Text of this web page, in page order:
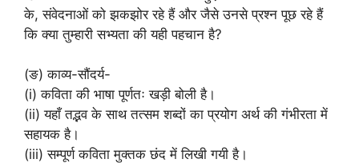
के, संवेदनाओं को झकझोर रहे हैं और जैसे उनसे प्रश्न पूछ रहे हैं
कि क्या तुम्हारी सभ्यता की यही पहचान है?
(ङ) काव्य-सौंदर्य-
(i) कविता की भाषा पूर्णतः खड़ी बोली है।
(ii) यहाँ तद्भव के साथ तत्सम शब्दों का प्रयोग अर्थ की गंभीरता में
सहायक है।
(iii) सम्पूर्ण कविता मुक्तक छंद में लिखी गयी है।